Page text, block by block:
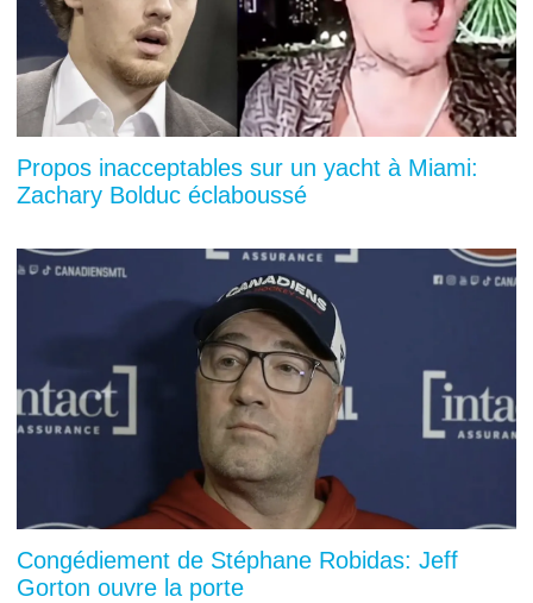
Propos inacceptables sur un yacht à Miami:
Zachary Bolduc éclaboussé
Congédiement de Stéphane Robidas: Jeff
Gorton ouvre la porte